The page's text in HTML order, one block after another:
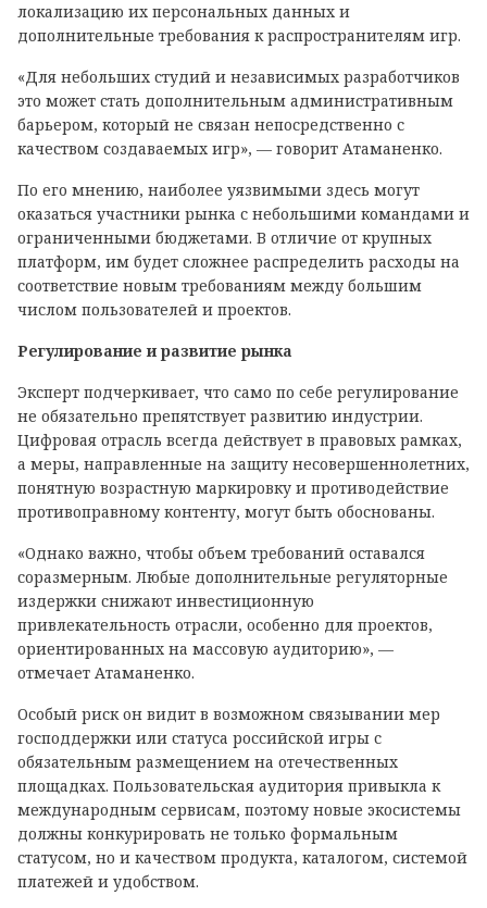
локализацию их персональных данных и
дополнительные требования к распространителям игр.
«Для небольших студий и независимых разработчиков
это может стать дополнительным административным
барьером, который не связан непосредственно с
качеством создаваемых игр», — говорит Атаманенко.
По его мнению, наиболее уязвимыми здесь могут
оказаться участники рынка с небольшими командами и
ограниченными бюджетами. В отличие от крупных
платформ, им будет сложнее распределить расходы на
соответствие новым требованиям между большим
числом пользователей и проектов.
Регулирование и развитие рынка
Эксперт подчеркивает, что само по себе регулирование
не обязательно препятствует развитию индустрии.
Цифровая отрасль всегда действует в правовых рамках,
а меры, направленные на защиту несовершеннолетних,
понятную возрастную маркировку и противодействие
противоправному контенту, могут быть обоснованы.
«Однако важно, чтобы объем требований оставался
соразмерным. Любые дополнительные регуляторные
издержки снижают инвестиционную
привлекательность отрасли, особенно для проектов,
ориентированных на массовую аудиторию», —
отмечает Атаманенко.
Особый риск он видит в возможном связывании мер
господдержки или статуса российской игры с
обязательным размещением на отечественных
площадках. Пользовательская аудитория привыкла к
международным сервисам, поэтому новые экосистемы
должны конкурировать не только формальным
статусом, но и качеством продукта, каталогом, системой
платежей и удобством.